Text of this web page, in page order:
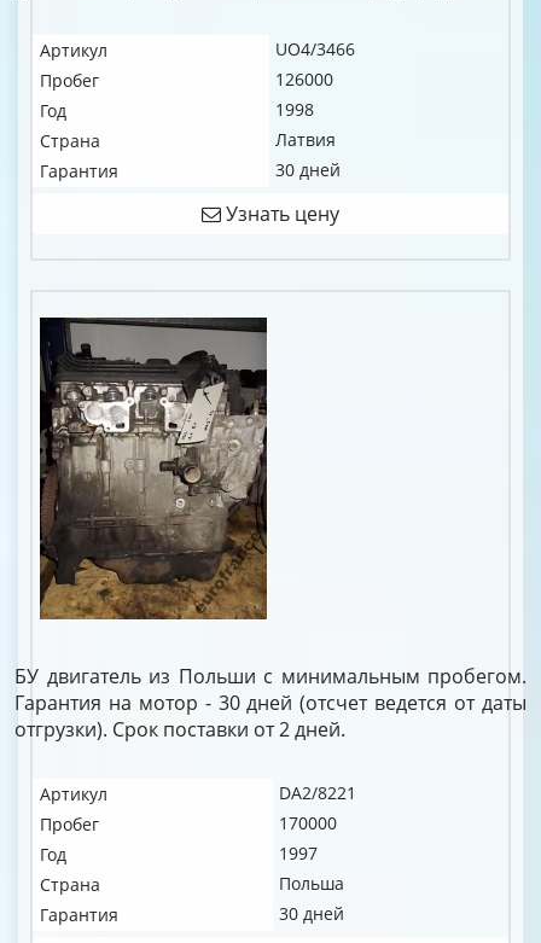
Артикул
UO4/3466
Пробег
126000
Год
1998
Страна
Латвия
Гарантия
30 дней
Узнать цену
БУ двигатель из Польши с минимальным пробегом.
Гарантия на мотор - 30 дней (отсчет ведется от даты
отгрузки). Срок поставки от 2 дней.
Артикул
DA2/8221
Пробег
170000
Год
1997
Страна
Польша
Гарантия
30 дней